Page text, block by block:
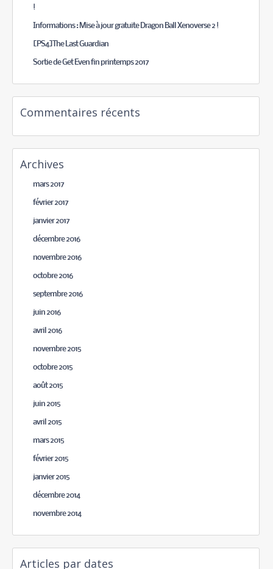
!
Informations : Mise à jour gratuite Dragon Ball Xenoverse 2 !
[PS4]The Last Guardian
Sortie de Get Even fin printemps 2017
Commentaires récents
Archives
mars 2017
février 2017
janvier 2017
décembre 2016
novembre 2016
octobre 2016
septembre 2016
juin 2016
avril 2016
novembre 2015
octobre 2015
août 2015
juin 2015
avril 2015
mars 2015
février 2015
janvier 2015
décembre 2014
novembre 2014
Articles par dates